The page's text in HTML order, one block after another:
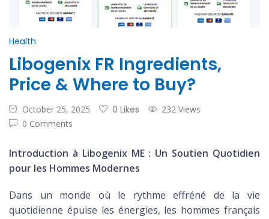
Health
Libogenix FR Ingredients,
Price & Where to Buy?
October 25, 2025 0 Likes
232 Views
0 Comments
Introduction à Libogenix ME : Un Soutien Quotidien
pour les Hommes Modernes
Dans un monde où le rythme effréné de la vie
quotidienne épuise les énergies, les hommes français